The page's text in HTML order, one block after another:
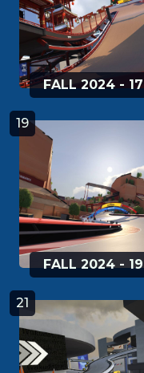
FALL 2024 - 17
19
FALL 2024 - 19
21